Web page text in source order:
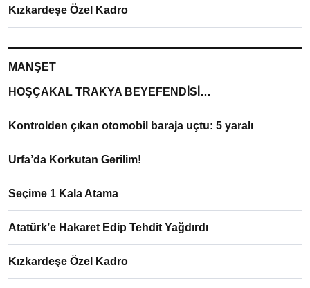
Kızkardeşe Özel Kadro
MANŞET
HOŞÇAKAL TRAKYA BEYEFENDİSİ…
Kontrolden çıkan otomobil baraja uçtu: 5 yaralı
Urfa’da Korkutan Gerilim!
Seçime 1 Kala Atama
Atatürk’e Hakaret Edip Tehdit Yağdırdı
Kızkardeşe Özel Kadro